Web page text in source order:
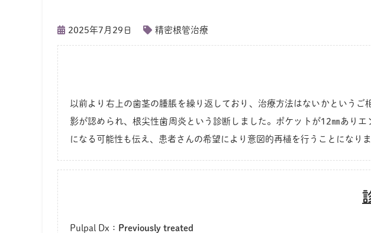
2025年7月29日 精密根管治療
以前より右上の歯茎の腫脹を繰り返しており、治療方法はないかという
影が認められ、根尖性歯周炎という診断しました。ポケットが12㎜あり
になる可能性も伝え、患者さんの希望により意図的再植を行うことになりま
Pulpal Dx： Previously treated